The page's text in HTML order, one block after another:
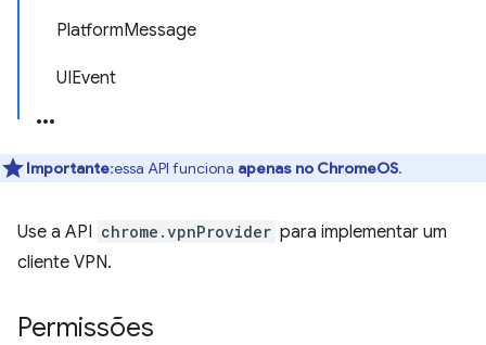
PlatformMessage
UIEvent
Importante:essa API funciona apenas no ChromeOS.
Use a API chrome.vpnProvider para implementar um
cliente VPN.
Permissões